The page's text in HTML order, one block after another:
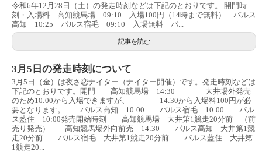
令和6年12月28日（土）の発走時刻などは下記のとおりです。 開門時
刻・入場料 高知競馬場 09:10 入場100円（14時まで無料） パルス
高知 10:25 パルス宿毛 09:10 入場無料 パ...
記事を読む
3月5日の発走時刻について
3月5日（金）は夜さ恋ナイター（ナイター開催）です。発走時刻などは
下記のとおりです。開門 高知競馬場 14:30 大井場外発売
のため10:00から入場できますが、 14:30から入場料100円が必
要となります。 パルス高知 10:00 パルス宿毛 10:00 パル
ス藍住 10:00発売開始時刻 高知競馬場 大井第1競走20分前 （前
売り発売） 高知競馬場外向前売 14:30 パルス高知 大井第1競
走20分前 パルス宿毛 大井第1競走20分前 パルス藍住 大井第
1競走20...